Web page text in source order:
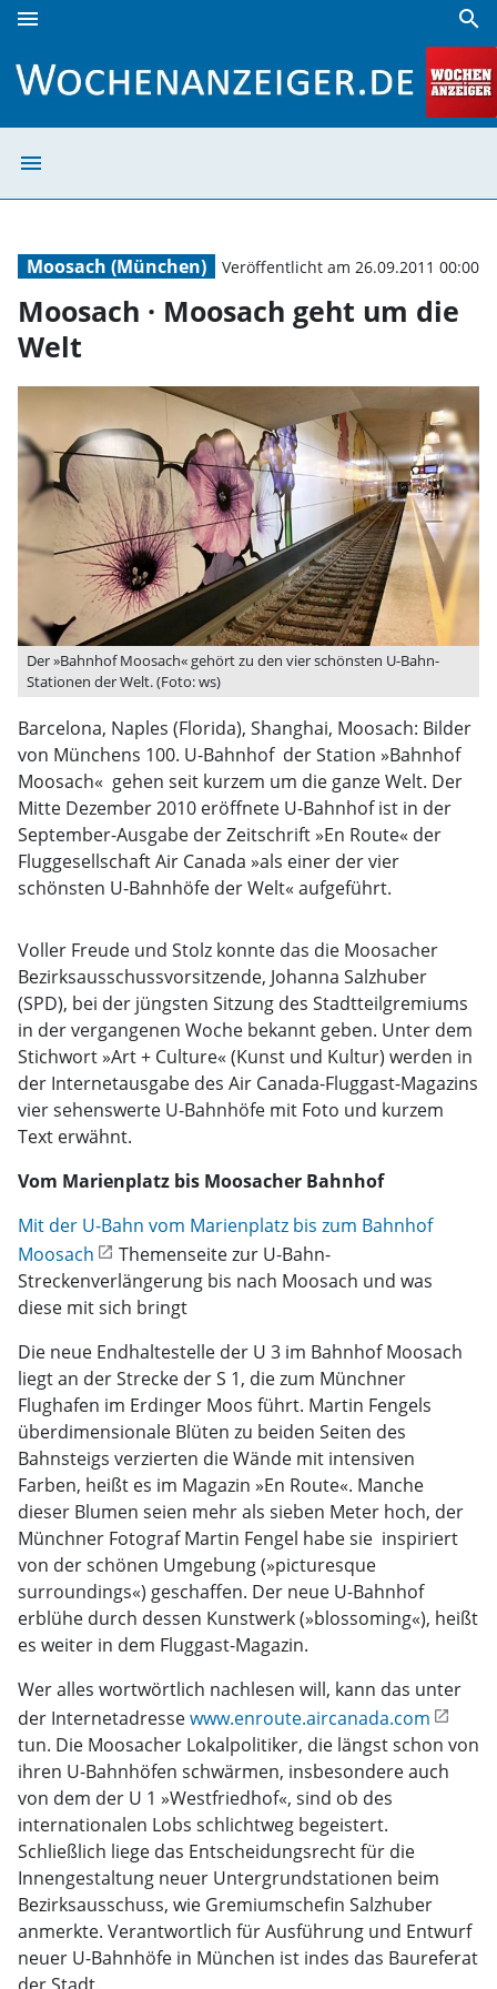
menu search
menu
Moosach (München) Veröffentlicht am 26.09.2011 00:00
Moosach · Moosach geht um die
Welt
Der »Bahnhof Moosach« gehört zu den vier schönsten U-Bahn-
Stationen der Welt. (Foto: ws)
Barcelona, Naples (Florida), Shanghai, Moosach: Bilder
von Münchens 100. U-Bahnhof  der Station »Bahnhof
Moosach«  gehen seit kurzem um die ganze Welt. Der
Mitte Dezember 2010 eröffnete U-Bahnhof ist in der
September-Ausgabe der Zeitschrift »En Route« der
Fluggesellschaft Air Canada »als einer der vier
schönsten U-Bahnhöfe der Welt« aufgeführt.
Voller Freude und Stolz konnte das die Moosacher
Bezirksausschussvorsitzende, Johanna Salzhuber
(SPD), bei der jüngsten Sitzung des Stadtteilgremiums
in der vergangenen Woche bekannt geben. Unter dem
Stichwort »Art + Culture« (Kunst und Kultur) werden in
der Internetausgabe des Air Canada-Fluggast-Magazins
vier sehenswerte U-Bahnhöfe mit Foto und kurzem
Text erwähnt.
Vom Marienplatz bis Moosacher Bahnhof
Mit der U-Bahn vom Marienplatz bis zum Bahnhof
Moosach
Themenseite zur U-Bahn-
Streckenverlängerung bis nach Moosach und was
diese mit sich bringt
Die neue Endhaltestelle der U 3 im Bahnhof Moosach
liegt an der Strecke der S 1, die zum Münchner
Flughafen im Erdinger Moos führt. Martin Fengels
überdimensionale Blüten zu beiden Seiten des
Bahnsteigs verzierten die Wände mit intensiven
Farben, heißt es im Magazin »En Route«. Manche
dieser Blumen seien mehr als sieben Meter hoch, der
Münchner Fotograf Martin Fengel habe sie  inspiriert
von der schönen Umgebung (»picturesque
surroundings«) geschaffen. Der neue U-Bahnhof
erblühe durch dessen Kunstwerk (»blossoming«), heißt
es weiter in dem Fluggast-Magazin.
Wer alles wortwörtlich nachlesen will, kann das unter
der Internetadressewww.enroute.aircanada.com
tun. Die Moosacher Lokalpolitiker, die längst schon von
ihren U-Bahnhöfen schwärmen, insbesondere auch
von dem der U 1 »Westfriedhof«, sind ob des
internationalen Lobs schlichtweg begeistert.
Schließlich liege das Entscheidungsrecht für die
Innengestaltung neuer Untergrundstationen beim
Bezirksausschuss, wie Gremiumschefin Salzhuber
anmerkte. Verantwortlich für Ausführung und Entwurf
neuer U-Bahnhöfe in München ist indes das Baureferat